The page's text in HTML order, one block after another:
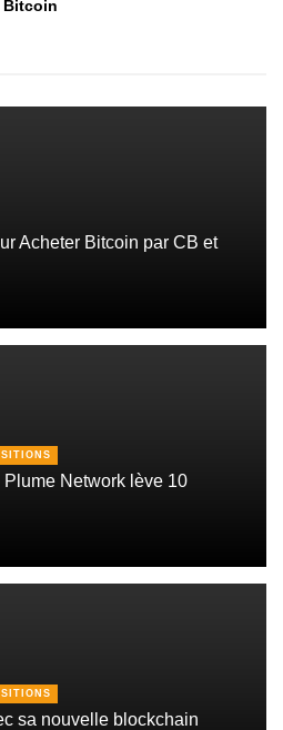
Bitcoin
Acheter Bitcoin par CB et
Plume Network lève 10
sa nouvelle blockchain